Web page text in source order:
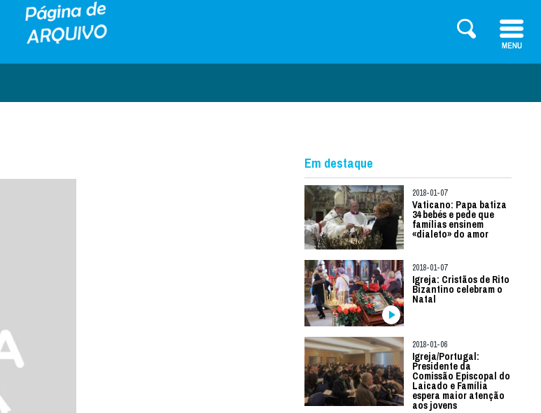
Em destaque
2018-01-07
Vaticano: Papa batiza
34 bebés e pede que
famílias ensinem
«dialeto» do amor
2018-01-07
Igreja: Cristãos de Rito
Bizantino celebram o
Natal
2018-01-06
Igreja/Portugal:
Presidente da
Comissão Episcopal do
Laicado e Família
espera maior atenção
aos jovens